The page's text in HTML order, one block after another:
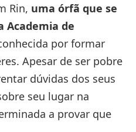
Rin, uma órfã que se
Academia de
por formar
Apesar de ser pobre
dúvidas dos seus
seu lugar na
a provar que